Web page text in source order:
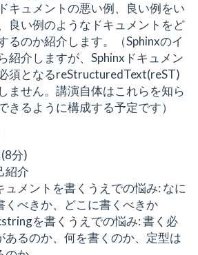
キュメントの悪い例、良い例をい
良い例のようなドキュメントをど
るのか紹介します。（Sphinxのイ
紹介しますが、Sphinxドキュメン
須となるreStructuredText(reST)
ません。講演自体はこれらを知ら
きるように構成する予定です）
分)
紹介
ュメントを書くうえでの悩み: なに
くべきか、どこに書くべきか
を書くうえでの悩み: 書く必
あるのか、何を書くのか、定型は